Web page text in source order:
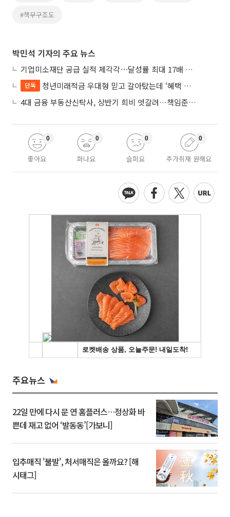
#책무구조도
박민석 기자의 주요 뉴스
기업미소재단 공급 실적 제각각⋯달성률 최대 17배 차이
단독
청년미래적금 우대형 믿고 갈아탔는데 ‘혜택 반토막’…심사 오류에 가입자 혼선
4대 금융 부동산신탁사, 상반기 희비 엇갈려…책임준공 손실 반영 시점이 갈랐다
좋아요
0
화나요
0
슬퍼요
0
추가취재 원해요
0
주요뉴스
22일 만에 다시 문 연 홈플러스…정상화 바
쁜데 재고 없어 ‘발동동’[가보니]
입추매직 '불발', 처서매직은 올까요? [해
시태그]